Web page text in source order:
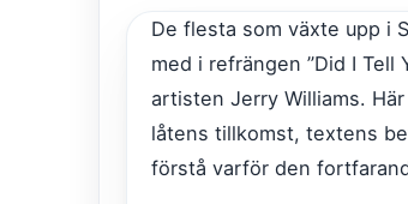
De flesta som växte upp i
med i refrängen ”Did I Tell
artisten Jerry Williams.
låtens tillkomst, textens
förstå varför den